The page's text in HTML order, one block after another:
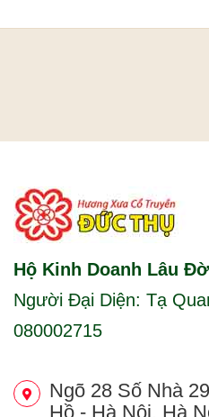
Hộ Kinh Doanh Lâu
Người Đại Diện: Tạ
080002715
Ngõ 28 Số Nhà
Hồ - Hà Nội, Hà